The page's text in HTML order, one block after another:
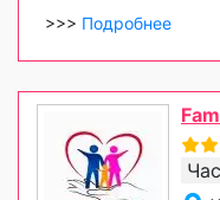
>>> Подробнее